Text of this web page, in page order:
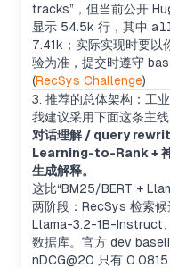
tracks”，但当前公开
显示 54.5k 行，其中
7.41k；实际实现时要以
验为准，提交时遵守
(RecSys Challenge)
3. 推荐的总体架构：工
我建议采用下面这条主线
对话理解 / query
Learning-to-Rank +
生成解释。
这比“BM25/BERT +
两阶段：RecSys 检索
Llama-3.2-1B-Instruct
数据库。官方 dev
nDCG@20 只有